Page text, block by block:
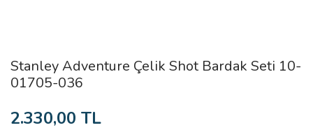
Stanley Adventure Çelik Shot Bardak Seti 10-
01705-036
2.330,00 TL